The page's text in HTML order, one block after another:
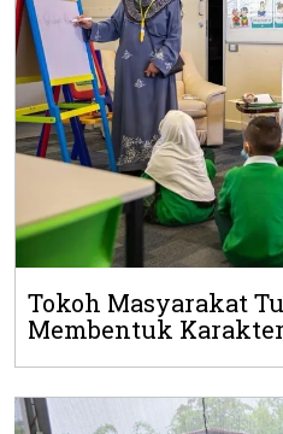
Tokoh Masyarakat
Membentuk